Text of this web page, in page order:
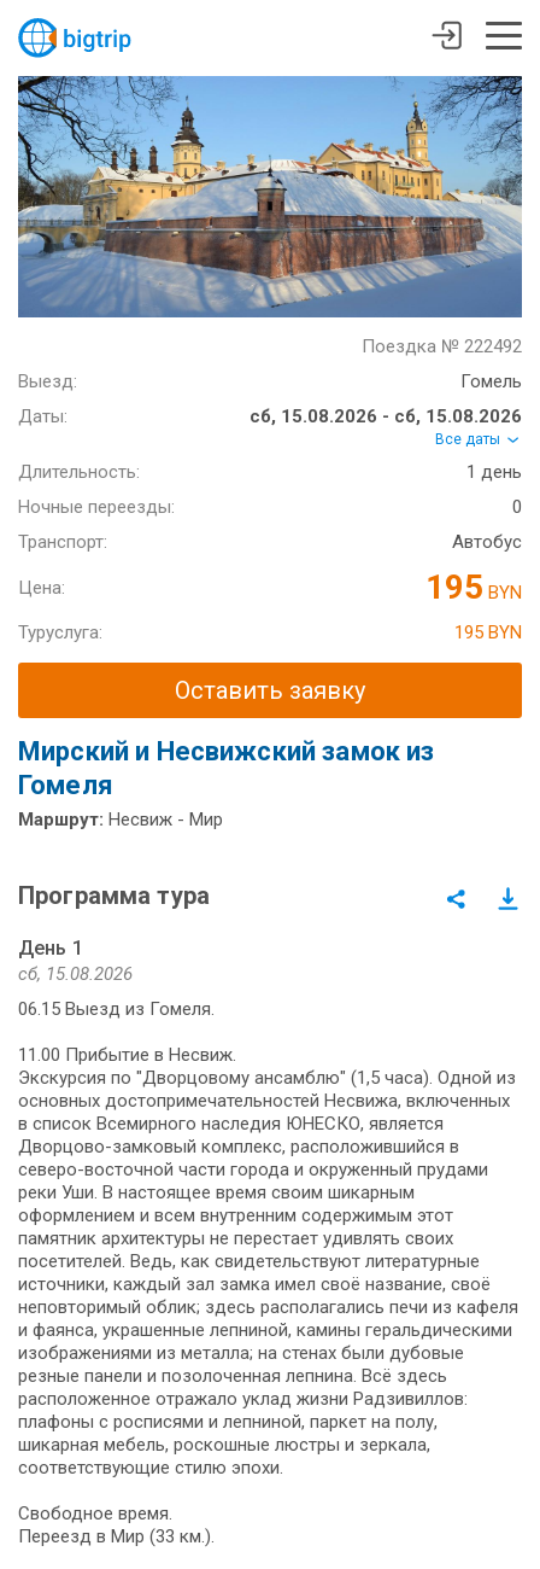
Поездка № 222492
Выезд:
Гомель
Даты:
сб, 15.08.2026 - сб, 15.08.2026
Все даты
Длительность:
1 день
Ночные переезды:
0
Транспорт:
Автобус
Цена: 195 BYN
Туруслуга:
195 BYN
Оставить заявку
Мирский и Несвижский замок из
Гомеля
Маршрут: Несвиж - Мир
Программа тура
День 1
сб, 15.08.2026
06.15 Выезд из Гомеля.
11.00 Прибытие в Несвиж.
Экскурсия по "Дворцовому ансамблю" (1,5 часа). Одной из
основных достопримечательностей Несвижа, включенных
в список Всемирного наследия ЮНЕСКО, является
Дворцово-замковый комплекс, расположившийся в
северо-восточной части города и окруженный прудами
реки Уши. В настоящее время своим шикарным
оформлением и всем внутренним содержимым этот
памятник архитектуры не перестает удивлять своих
посетителей. Ведь, как свидетельствуют литературные
источники, каждый зал замка имел своё название, своё
неповторимый облик; здесь располагались печи из кафеля
и фаянса, украшенные лепниной, камины геральдическими
изображениями из металла; на стенах были дубовые
резные панели и позолоченная лепнина. Всё здесь
расположенное отражало уклад жизни Радзивиллов:
плафоны с росписями и лепниной, паркет на полу,
шикарная мебель, роскошные люстры и зеркала,
соответствующие стилю эпохи.
Свободное время.
Переезд в Мир (33 км.).